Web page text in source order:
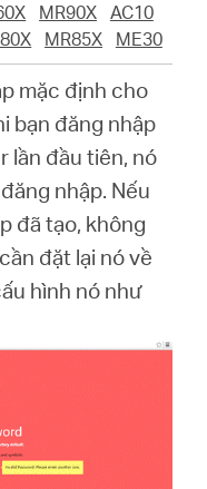
MR90X AC10
MR85X ME30
mặc định cho
bạn đăng nhập
lần đầu tiên, nó
nhập. Nếu
đã tạo, không
đặt lại nó về
hình nó như